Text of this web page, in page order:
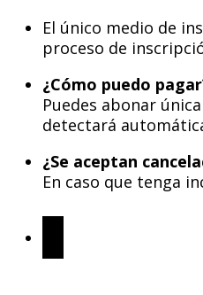
El único medio de
proceso de
¿Cómo puedo
Puedes abonar
detectará
¿Se aceptan
En caso que tenga